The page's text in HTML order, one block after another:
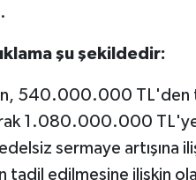
şu şekildedir:
540.000.000 TL'den
1.080.000.000 TL'ye
sermaye artışına
tadil edilmesine ilişkin